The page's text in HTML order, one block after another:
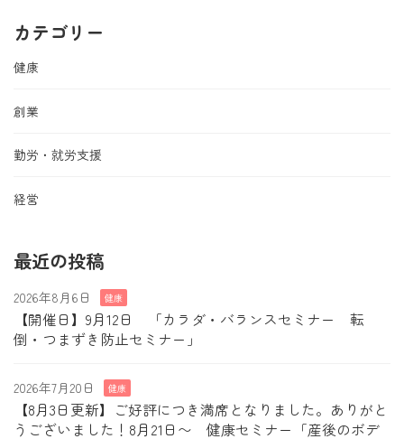
の
ペ
ー
ジ
り
カテゴリー
健康
創業
勤労・就労支援
経営
最近の投稿
2026年8月6日 健康
【開催日】9月12日 「カラダ・バランスセミナー 転
倒・つまずき防止セミナー」
2026年7月20日 健康
【8月3日更新】ご好評につき満席となりました。ありがと
うございました！8月21日〜 健康セミナー「産後のボデ